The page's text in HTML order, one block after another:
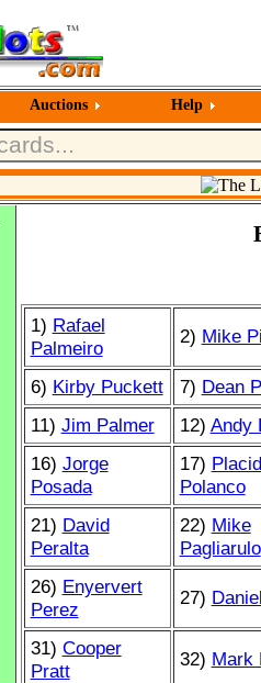
Auctions Help
1) Rafael
Palmeiro
2) Mike
6) Kirby Puckett 7) Dean
11) Jim Palmer 12) Andy
16) Jorge
Posada
17)
Polanco
21) David
Peralta
22) Mike
Pagliarulo
26) Enyervert
Perez
27)
31) Cooper
Pratt
32) Mark